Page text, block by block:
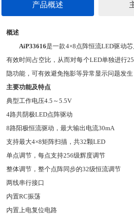
产品概述
概述
AiP33616是一款4×8点阵恒流LED驱动
有效时间占空比，从而对每个LED单独进行
隐功能，可有效避免拖影等异常显示问题发生
主要功能及特点
典型工作电压4.5～5.5V
4路共阴极LED点阵驱动
8路阳极恒流驱动，最大输出电流30mA
支持最大4×8矩阵扫描，共32颗LED
单点调节，每点支持256级辉度调节
整体调节，整个点阵同步的32级恒流调节
两线串行接口
内置RC振荡
内置上电复位电路